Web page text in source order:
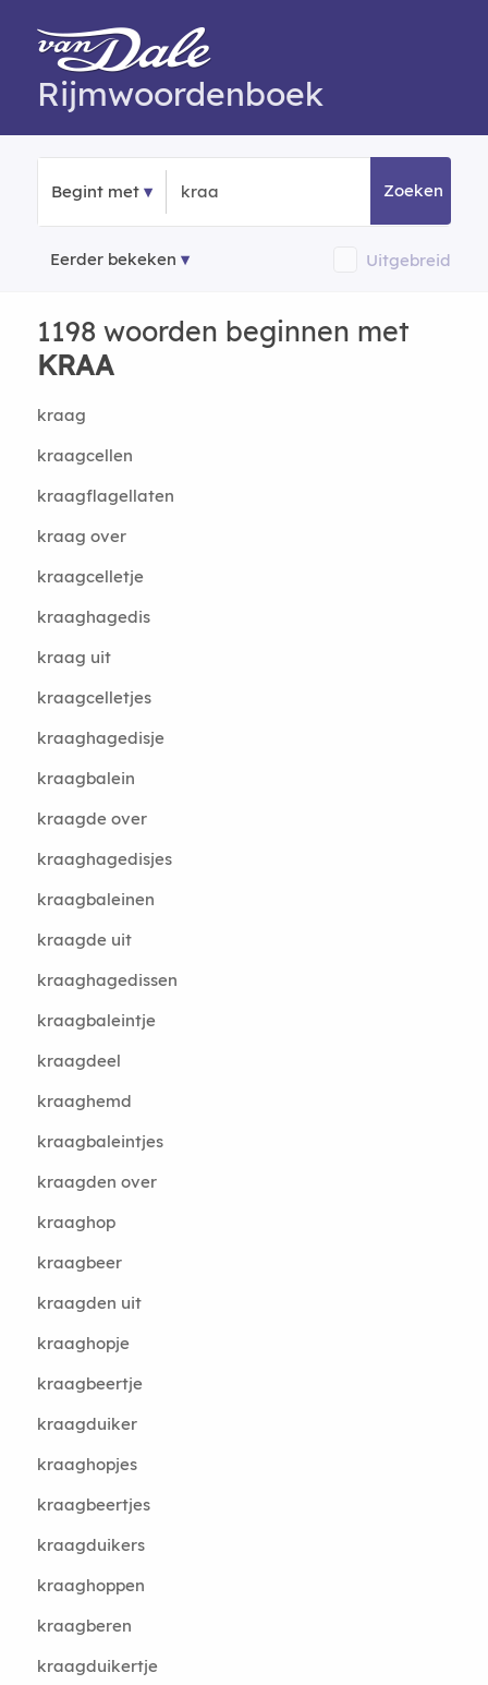
Rijmwoordenboek
Begint met Zoeken
Eerder bekeken Uitgebreid
1198 woorden beginnen met
KRAA
kraag
kraagcellen
kraagflagellaten
kraag over
kraagcelletje
kraaghagedis
kraag uit
kraagcelletjes
kraaghagedisje
kraagbalein
kraagde over
kraaghagedisjes
kraagbaleinen
kraagde uit
kraaghagedissen
kraagbaleintje
kraagdeel
kraaghemd
kraagbaleintjes
kraagden over
kraaghop
kraagbeer
kraagden uit
kraaghopje
kraagbeertje
kraagduiker
kraaghopjes
kraagbeertjes
kraagduikers
kraaghoppen
kraagberen
kraagduikertje